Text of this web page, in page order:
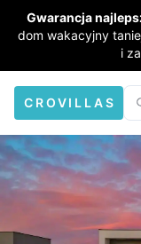
Gwarancja
dom wakacyjny
i
CROVILLAS